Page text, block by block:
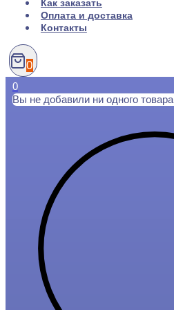
Как заказать
Оплата и доставка
Контакты
0
0
Вы не добавили ни одного товара